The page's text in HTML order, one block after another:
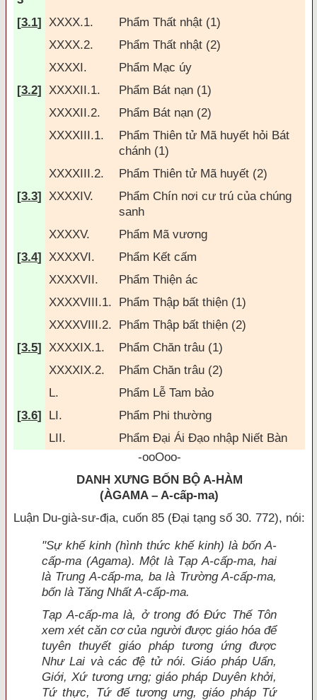
[3.1] XXXX.1.
Phẩm Thất nhật (1)
XXXX.2.
Phẩm Thất nhật (2)
XXXXI.
Phẩm Mạc úy
[3.2] XXXXII.1.
Phẩm Bát nạn (1)
XXXXII.2.
Phẩm Bát nạn (2)
XXXXIII.1.
Phẩm Thiên tử Mã huyết hỏi Bát
chánh (1)
XXXXIII.2.
Phẩm Thiên tử Mã huyết (2)
[3.3] XXXXIV.
Phẩm Chín nơi cư trú của chúng
sanh
XXXXV.
Phẩm Mã vương
[3.4] XXXXVI.
Phẩm Kết cấm
XXXXVII.
Phẩm Thiện ác
XXXXVIII.1.
Phẩm Thập bất thiện (1)
XXXXVIII.2.
Phẩm Thập bất thiện (2)
[3.5] XXXXIX.1. Phẩm Chăn trâu (1)
XXXXIX.2.
Phẩm Chăn trâu (2)
L.
Phẩm Lễ Tam bảo
[3.6] LI.
Phẩm Phi thường
LII.
Phẩm Đại Ái Đạo nhập Niết Bàn
-ooOoo-
DANH XƯNG BỐN BỘ A-HÀM
(ÀGAMA – A-cấp-ma)
Luận Du-già-sư-địa, cuốn 85 (Đại tạng số 30. 772), nói:
"Sự khế kinh (hình thức khế kinh) là bốn A-
cấp-ma (Agama). Một là Tạp A-cấp-ma, hai
là Trung A-cấp-ma, ba là Trường A-cấp-ma,
bốn là Tăng Nhất A-cấp-ma.
Tạp A-cấp-ma là, ở trong đó Đức Thế Tôn
xem xét căn cơ của người được giáo hóa để
tuyên thuyết giáo pháp tương ứng được
Như Lai và các đệ tử nói. Giáo pháp Uẩn,
Giới, Xứ tương ưng; giáo pháp Duyên khởi,
Tứ thực, Tứ đế tương ưng, giáo pháp Tứ